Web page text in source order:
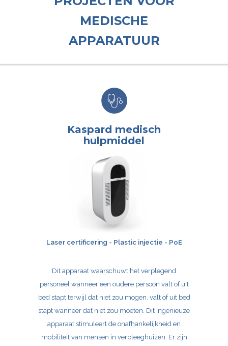
MEDISCHE
APPARATUUR
Kaspard medisch
hulpmiddel
Laser certificering - Plastic injectie - PoE
Dit apparaat waarschuwt het verplegend
personeel wanneer een oudere persoon valt of uit
bed stapt terwijl dat niet zou mogen. valt of uit bed
stapt wanneer dat niet zou moeten. Dit ingenieuze
apparaat stimuleert de onafhankelijkheid en
mobiliteit van mensen in verpleeghuizen. Er zijn